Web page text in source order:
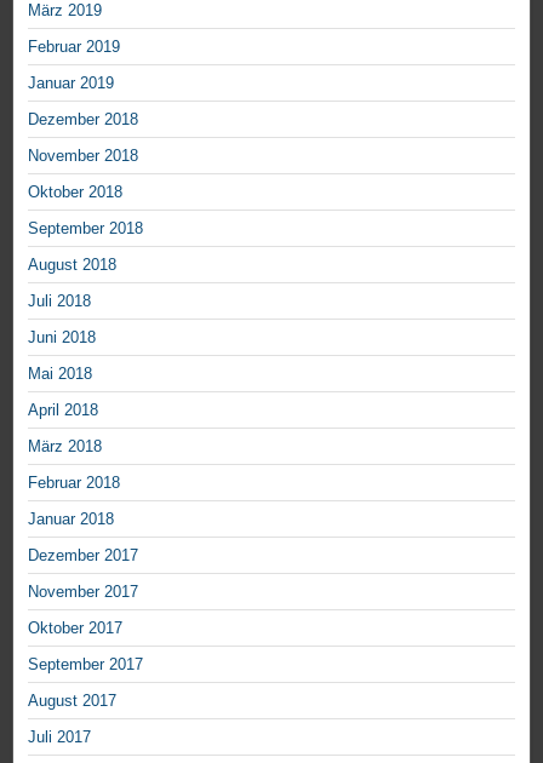
März 2019
Februar 2019
Januar 2019
Dezember 2018
November 2018
Oktober 2018
September 2018
August 2018
Juli 2018
Juni 2018
Mai 2018
April 2018
März 2018
Februar 2018
Januar 2018
Dezember 2017
November 2017
Oktober 2017
September 2017
August 2017
Juli 2017